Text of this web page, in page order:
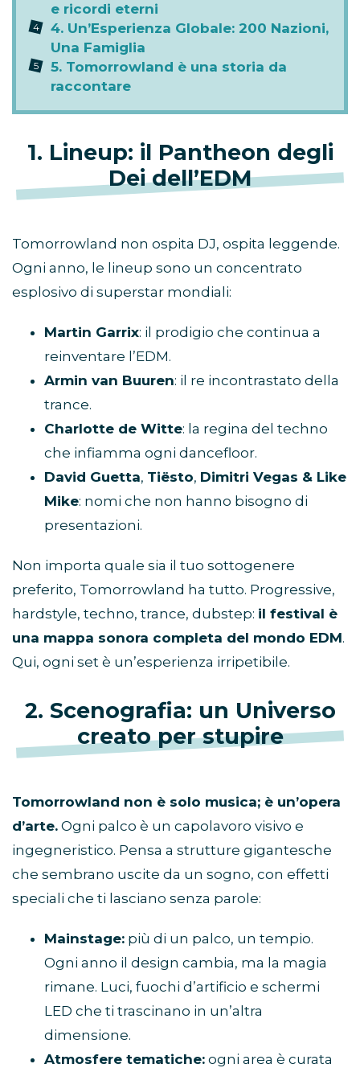
e ricordi eterni
4. Un’Esperienza Globale: 200 Nazioni,
Una Famiglia
5. Tomorrowland è una storia da
raccontare
1. Lineup: il Pantheon degli
Dei dell’EDM
Tomorrowland non ospita DJ, ospita leggende.
Ogni anno, le lineup sono un concentrato
esplosivo di superstar mondiali:
Martin Garrix: il prodigio che continua a
reinventare l’EDM.
Armin van Buuren: il re incontrastato della
trance.
Charlotte de Witte: la regina del techno
che infiamma ogni dancefloor.
David Guetta, Tiësto, Dimitri Vegas & Like
Mike: nomi che non hanno bisogno di
presentazioni.
Non importa quale sia il tuo sottogenere
preferito, Tomorrowland ha tutto. Progressive,
hardstyle, techno, trance, dubstep: il festival è
una mappa sonora completa del mondo EDM.
Qui, ogni set è un’esperienza irripetibile.
2. Scenografia: un Universo
creato per stupire
Tomorrowland non è solo musica; è un’opera
d’arte. Ogni palco è un capolavoro visivo e
ingegneristico. Pensa a strutture gigantesche
che sembrano uscite da un sogno, con effetti
speciali che ti lasciano senza parole:
Mainstage: più di un palco, un tempio.
Ogni anno il design cambia, ma la magia
rimane. Luci, fuochi d’artificio e schermi
LED che ti trascinano in un’altra
dimensione.
Atmosfere tematiche: ogni area è curata